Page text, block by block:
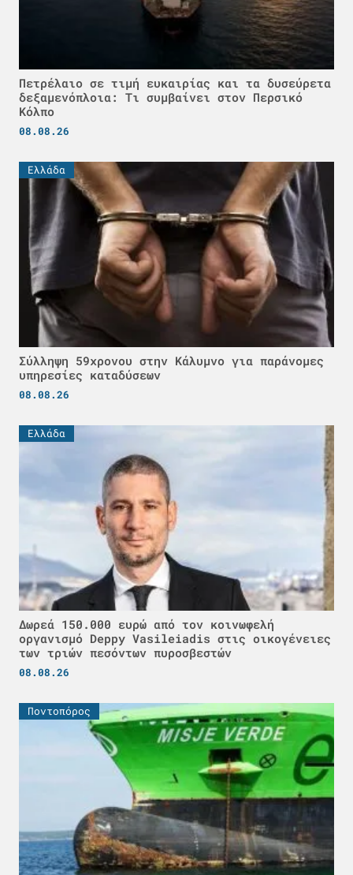
Πετρέλαιο σε τιμή ευκαιρίας και τα δυσεύρετα
δεξαμενόπλοια: Τι συμβαίνει στον Περσικό
Κόλπο
08.08.26
Ελλάδα
Σύλληψη 59χρονου στην Κάλυμνο για παράνομες
υπηρεσίες καταδύσεων
08.08.26
Ελλάδα
Δωρεά 150.000 ευρώ από τον κοινωφελή
οργανισμό Deppy Vasileiadis στις οικογένειες
των τριών πεσόντων πυροσβεστών
08.08.26
Ποντοπόρος